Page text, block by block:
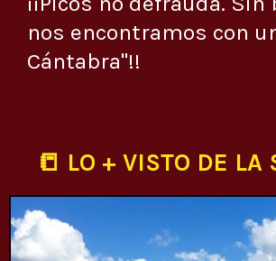
nos encontramos con
Cántabra"!!
📒 LO + VISTO DE LA